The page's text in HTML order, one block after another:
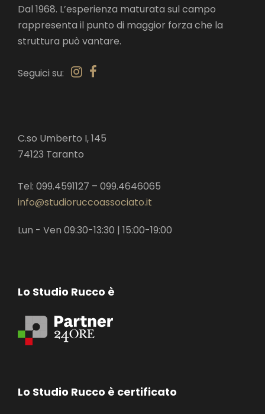
Dal 1968. L’esperienza maturata sul campo
rappresenta il punto di maggior forza che la
struttura può vantare.
Seguici su:
C.so Umberto I, 145
74123 Taranto
Tel: 099.4591127 – 099.4646065
info@studioruccoassociato.it
Lun - Ven 09:30-13:30 | 15:00-19:00
Lo Studio Rucco è
Lo Studio Rucco è certificato